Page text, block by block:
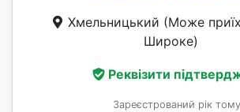
Хмельницький (Може
Широке)
Реквізити
Зареєстрований рік тому